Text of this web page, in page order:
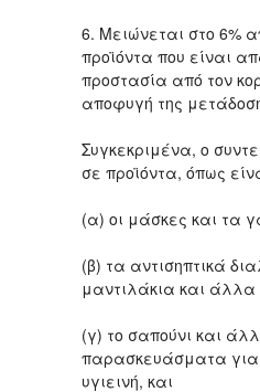
6. Μειώνεται στο 6%
προϊόντα που είναι
προστασία από τον
αποφυγή της
Συγκεκριμένα, ο
σε προϊόντα, όπως
(α) οι μάσκες και τα
(β) τα αντισηπτικά
μαντιλάκια και
(γ) το σαπούνι και
παρασκευάσματα για
υγιεινή, και